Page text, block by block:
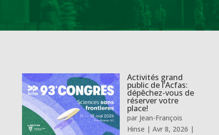
Activités grand
public de l’Acfas:
dépêchez-vous de
réserver votre
place!
par Jean-François
Hinse | Avr 8, 2026 |